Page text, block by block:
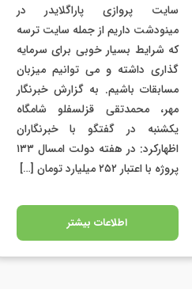
سایت پروازی پاراگلایدر در
مینودشت داریم از جمله سایت ترسه
که شرایط بسیار خوبی برای سرمایه
گذاری داشته و می توانیم میزبان
مسابقات باشیم. به گزارش خبرنگار
مهر، محمدتقی قزلسفلو شامگاه
یکشنبه در گفتگو با خبرنگاران
اظهارکرد: در هفته دولت امسال ۱۳۳
پروژه با اعتبار ۲۵۲ میلیارد تومان […]
اطلاعات بیشتر